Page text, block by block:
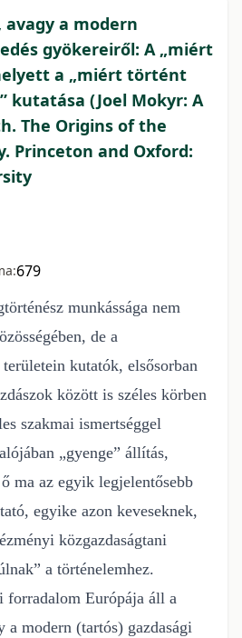
a modern
gyökereiről: A „miért
a „miért történt
kutatása (Joel Mokyr: A
The Origins of the
Princeton and Oxford:
679
munkássága nem
de a
területein kutatók, elsősorban
között is széles körben
szakmai ismertséggel
„gyenge” állítás,
ma az egyik legjelentősebb
egyike azon keveseknek,
közgazdaságtani
a történelemhez.
forradalom Európája áll a
a modern (tartós) gazdasági